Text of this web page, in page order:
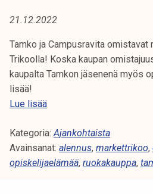
i
k
o
r
k
e
a
k
o
R
U
O
K
A
21.12.2022
Tamko ja Campusravita omistavat
Trikoolla! Koska kaupan
kaupalta Tamkon jäsenenä myös
lisää!
Lue lisääH
i
o
p
Kategoria:Ajankohtaista
Avainsanat: alennus, markettrikoo,
opiskelijaelämää, ruokakauppa,